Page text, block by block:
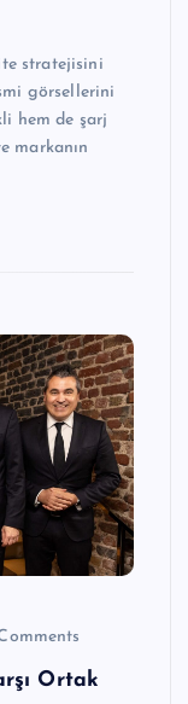
stratejisini
görsellerini
hem de şarj
markanın
Ortak